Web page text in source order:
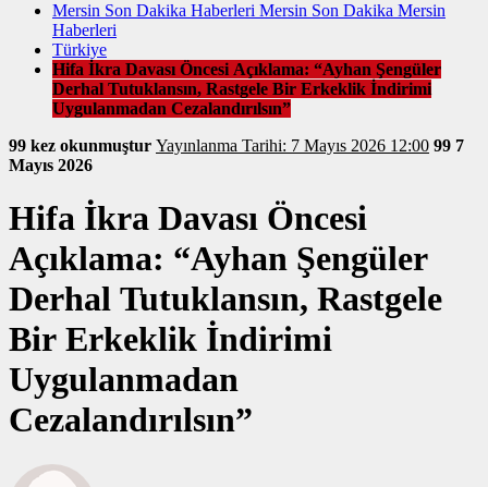
Mersin Son Dakika Haberleri Mersin Son Dakika Mersin
Haberleri
Türkiye
Hifa İkra Davası Öncesi Açıklama: “Ayhan Şengüler
Derhal Tutuklansın, Rastgele Bir Erkeklik İndirimi
Uygulanmadan Cezalandırılsın”
99 kez okunmuştur
Yayınlanma Tarihi: 7 Mayıs 2026 12:00 99 7
Mayıs 2026
Hifa İkra Davası Öncesi
Açıklama: “Ayhan Şengüler
Derhal Tutuklansın, Rastgele
Bir Erkeklik İndirimi
Uygulanmadan
Cezalandırılsın”